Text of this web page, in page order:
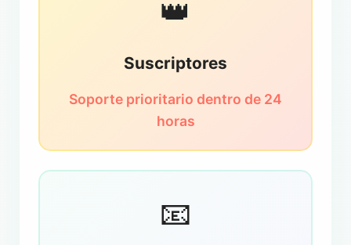
👑
Suscriptores
Soporte prioritario dentro de 24
horas
📧